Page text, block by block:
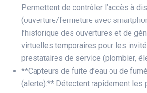
Permettent de contrôler l’accès à
(ouverture/fermeture avec
l’historique des ouvertures et de
virtuelles temporaires pour les
prestataires de service (plombier,
**Capteurs de fuite d’eau ou de
(alerte):** Détectent rapidement les